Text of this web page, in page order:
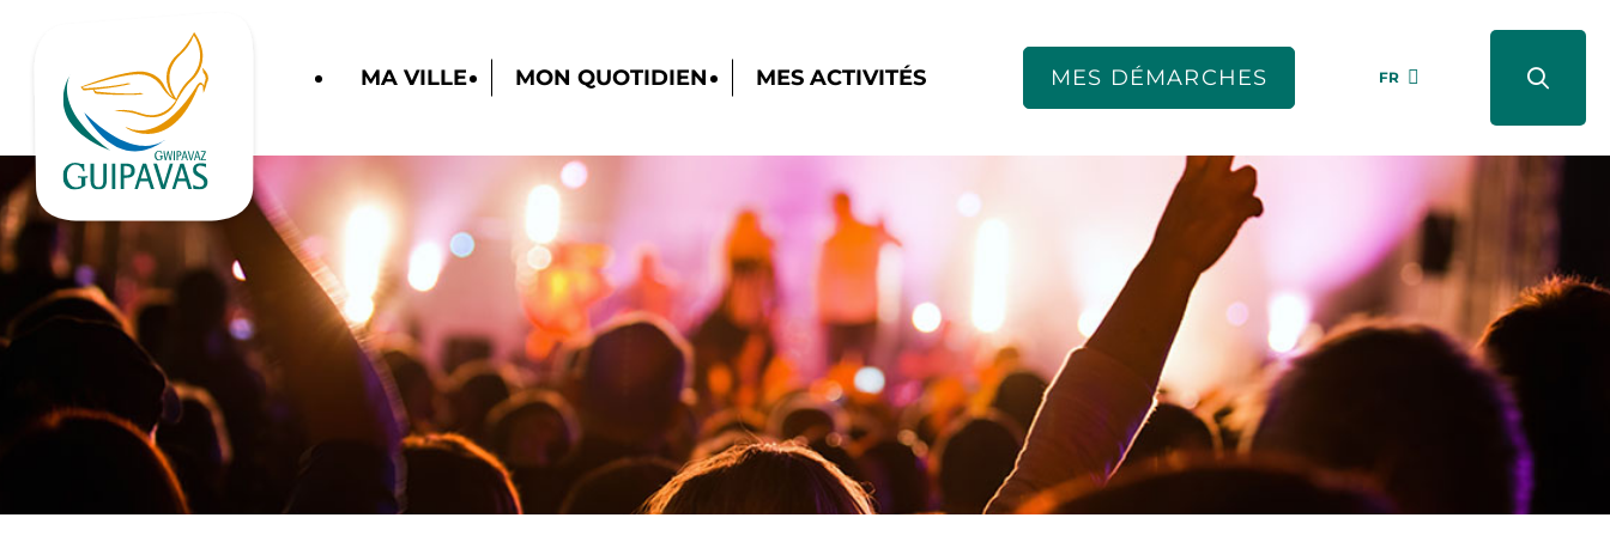
MA VILLE MON QUOTIDIEN MES ACTIVITÉS MES DÉMARCHES FR